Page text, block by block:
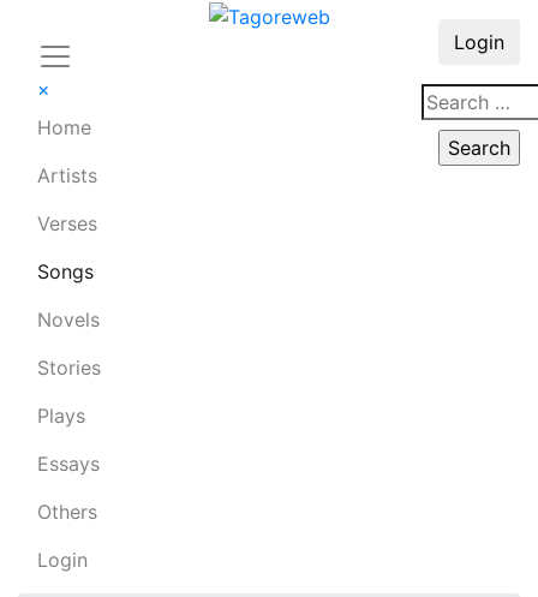
×
Home
Artists
Verses
Songs
Novels
Stories
Plays
Essays
Others
Login
Login